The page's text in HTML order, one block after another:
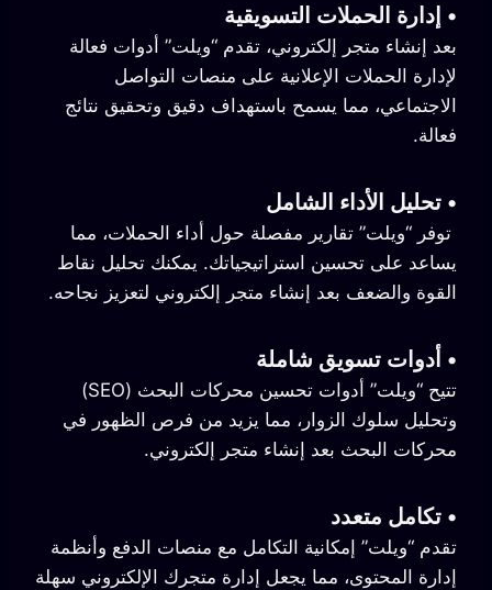
• إدارة الحملات التسويقية
بعد إنشاء متجر إلكتروني، تقدم “ويلت” أدوات فعالة
لإدارة الحملات الإعلانية على منصات التواصل
الاجتماعي، مما يسمح باستهداف دقيق وتحقيق نتائج
فعالة.
• تحليل الأداء الشامل
توفر “ويلت” تقارير مفصلة حول أداء الحملات، مما
يساعد على تحسين استراتيجياتك. يمكنك تحليل نقاط
القوة والضعف بعد إنشاء متجر إلكتروني لتعزيز نجاحه.
• أدوات تسويق شاملة
تتيح “ويلت” أدوات تحسين محركات البحث (SEO)
وتحليل سلوك الزوار، مما يزيد من فرص الظهور في
محركات البحث بعد إنشاء متجر إلكتروني.
• تكامل متعدد
تقدم “ويلت” إمكانية التكامل مع منصات الدفع وأنظمة
إدارة المحتوى، مما يجعل إدارة متجرك الإلكتروني سهلة